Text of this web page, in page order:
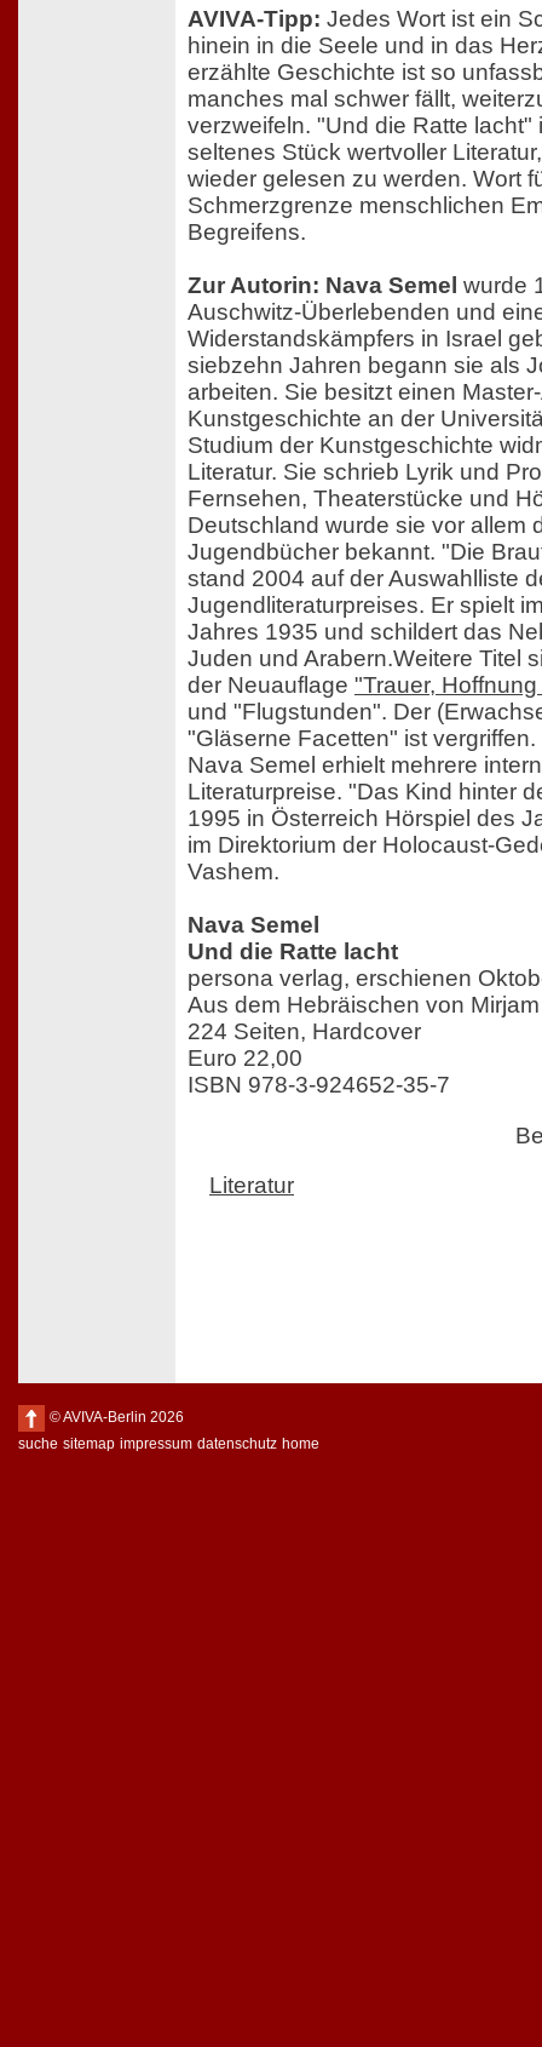
AVIVA-Tipp: Jedes Wort ist ein
hinein in die Seele und in das
erzählte Geschichte ist so
manches mal schwer fällt,
verzweifeln. "Und die Ratte lacht"
seltenes Stück wertvoller
wieder gelesen zu werden. Wort
Schmerzgrenze menschlichen
Begreifens.
Zur Autorin: Nava Semel wurde
Auschwitz-Überlebenden und
Widerstandskämpfers in Israel
siebzehn Jahren begann sie als
arbeiten. Sie besitzt einen
Kunstgeschichte an der
Studium der Kunstgeschichte
Literatur. Sie schrieb Lyrik und
Fernsehen, Theaterstücke und
Deutschland wurde sie vor allem
Jugendbücher bekannt. "Die
stand 2004 auf der Auswahlliste
Jugendliteraturpreises. Er spielt
Jahres 1935 und schildert das
Juden und Arabern.Weitere Titel
der Neuauflage "Trauer,
und "Flugstunden". Der
"Gläserne Facetten" ist vergriffen.
Nava Semel erhielt mehrere
Literaturpreise. "Das Kind hinter
1995 in Österreich Hörspiel des
im Direktorium der Holocaust-
Vashem.
Nava Semel
Und die Ratte lacht
persona verlag, erschienen
Aus dem Hebräischen von
224 Seiten, Hardcover
Euro 22,00
ISBN 978-3-924652-35-7
Literatur
© AVIVA-Berlin 2026
suche sitemap impressum datenschutz home